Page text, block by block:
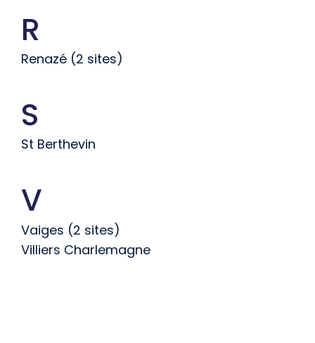
R
Renazé (2 sites)
S
St Berthevin
V
Vaiges (2 sites)
Villiers Charlemagne